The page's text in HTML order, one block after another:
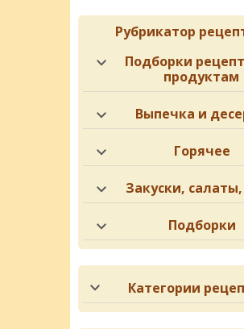
Рубрикатор
Подборки
продуктам
Выпечка и
Горячее
Закуски,
Подборки
Категории